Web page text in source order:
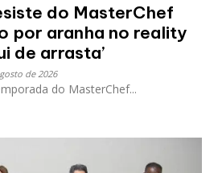
do MasterChef
por aranha no reality
de arrasta’
de 2026
do MasterChef...